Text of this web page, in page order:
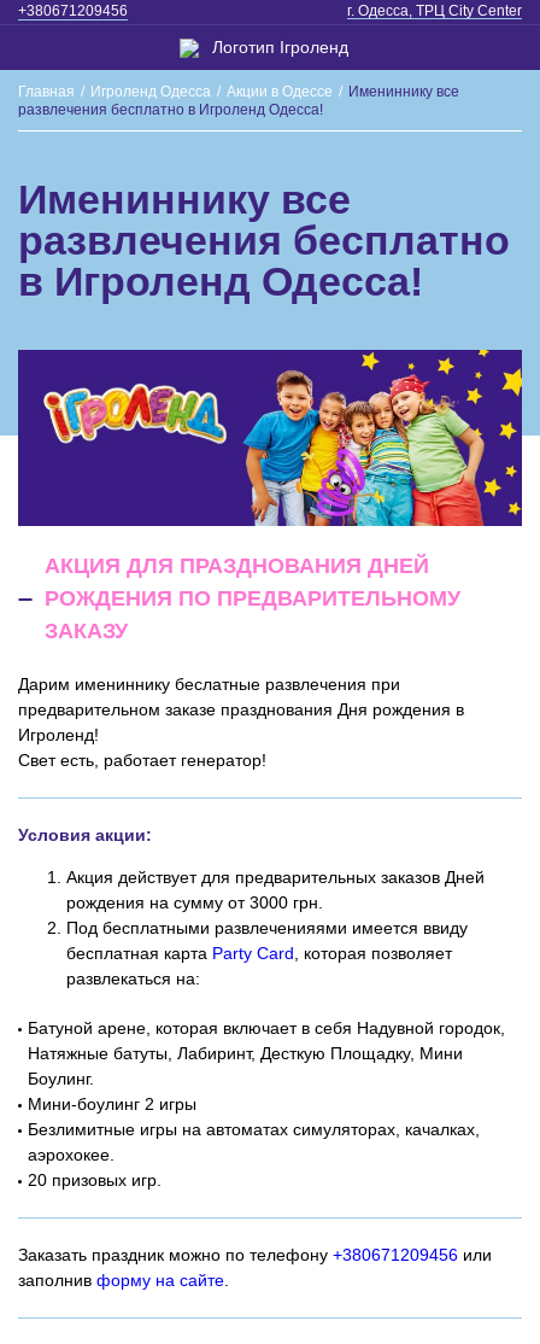
+380671209456 г. Одесса, ТРЦ City Center
Главная / Игроленд Одесса / Акции в Одессе / Имениннику все
развлечения бесплатно в Игроленд Одесса!
Имениннику все
развлечения бесплатно
в Игроленд Одесса!
АКЦИЯ ДЛЯ ПРАЗДНОВАНИЯ ДНЕЙ
РОЖДЕНИЯ ПО ПРЕДВАРИТЕЛЬНОМУ
ЗАКАЗУ
Дарим имениннику беслатные развлечения при
предварительном заказе празднования Дня рождения в
Игроленд!
Свет есть, работает генератор!
Условия акции:
Акция действует для предварительных заказов Дней
рождения на сумму от 3000 грн.
Под бесплатными развлеченияями имеется ввиду
бесплатная карта Party Card, которая позволяет
развлекаться на:
Батуной арене, которая включает в себя Надувной городок,
Натяжные батуты, Лабиринт, Десткую Площадку, Мини
Боулинг.
Мини-боулинг 2 игры
Безлимитные игры на автоматах симуляторах, качалках,
аэрохокее.
20 призовых игр.
Заказать праздник можно по телефону +380671209456 или
заполнив форму на сайте.